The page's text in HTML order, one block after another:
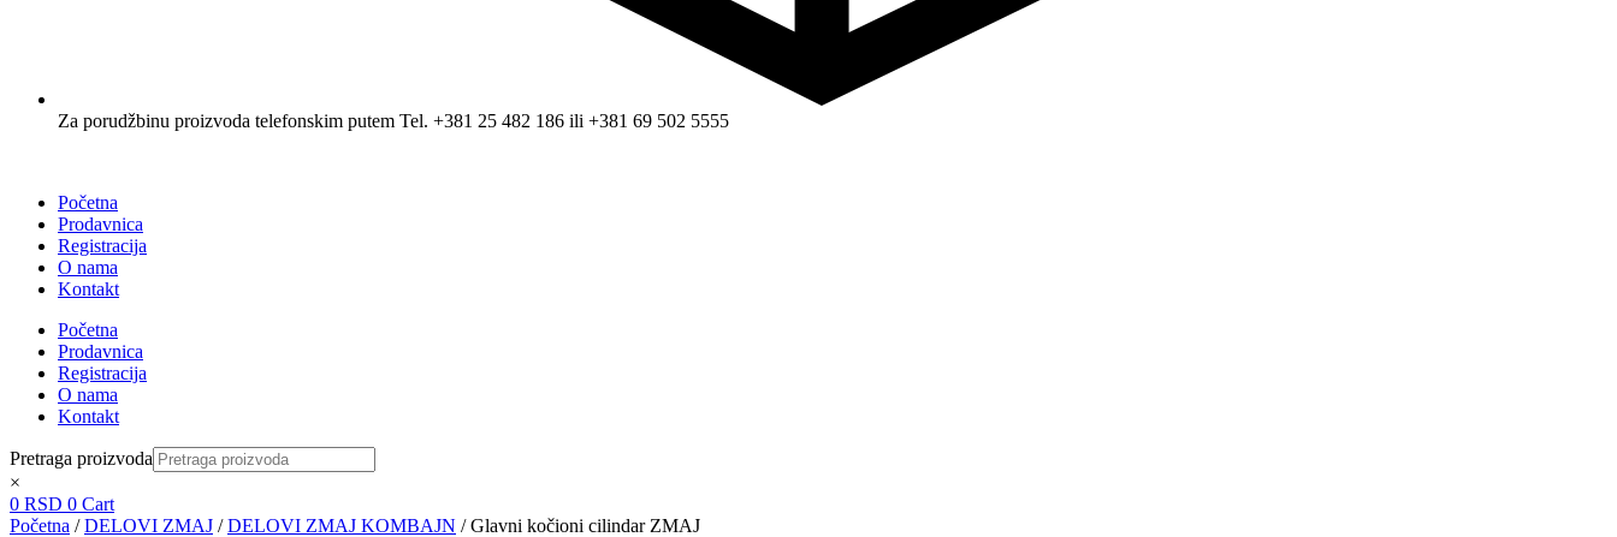
Za porudžbinu proizvoda telefonskim putem Tel. +381 25 482 186 ili +381 69 502 5555
Početna
Prodavnica
Registracija
O nama
Kontakt
Početna
Prodavnica
Registracija
O nama
Kontakt
Pretraga proizvoda
×
0 RSD 0 Cart
Početna /DELOVI ZMAJ /DELOVI ZMAJ KOMBAJN / Glavni kočioni cilindar ZMAJ